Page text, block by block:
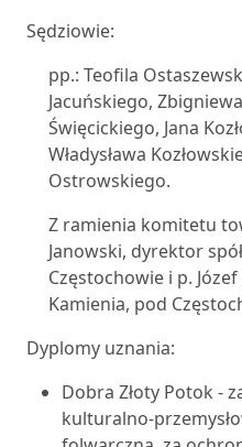
Sędziowie:
pp.: Teofila
Jacuńskiego,
Święcickiego, Jana
Władysława
Ostrowskiego.
Z ramienia komitetu
Janowski, dyrektor
Częstochowie i p.
Kamienia, pod
Dyplomy uznania:
Dobra Złoty Potok -
kulturalno-